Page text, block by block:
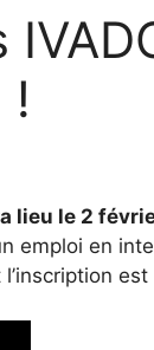
!
lieu le 2
emploi en